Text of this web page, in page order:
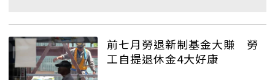
前七月勞退新制基金大賺 勞
工自提退休金4大好康